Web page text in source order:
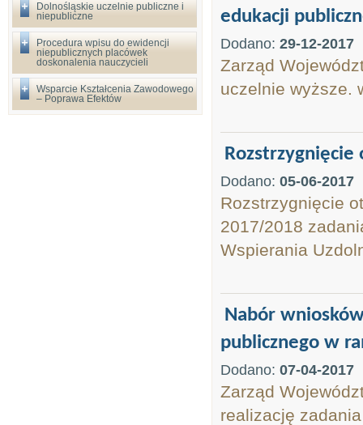
Dolnośląskie uczelnie publiczne i
niepubliczne
Procedura wpisu do ewidencji
niepublicznych placówek
doskonalenia nauczycieli
Wsparcie Kształcenia Zawodowego
– Poprawa Efektów
edukacji
Dodano: 29-12-2017
Zarząd
uczelnie wyższe.
Dodano: 05-06-2017
Rozstrzygnięcie
2017/2018
Wspierania
Nabór
publicznego w
Dodano: 07-04-2017
Zarząd
realizację